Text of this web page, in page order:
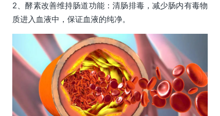
2、酵素改善维持肠道功能：清肠排毒，减少肠内有毒物
质进入血液中，保证血液的纯净。